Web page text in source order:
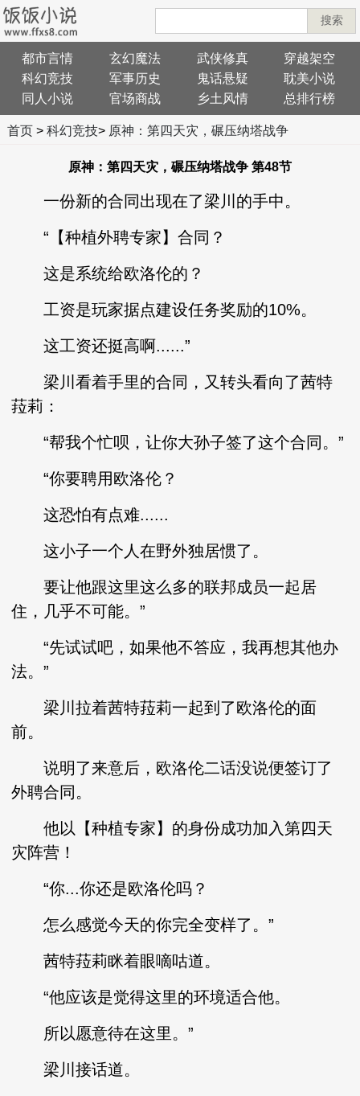
搜索
都市言情 玄幻魔法 武侠修真
穿越架空
科幻竞技
军事历史 鬼话悬疑
耽美小说
同人小说
官场商战 乡土风情 总排行榜
首页> 科幻竞技> 原神：第四天灾，碾压纳塔战争
原神：第四天灾，碾压纳塔战争 第48节
一份新的合同出现在了梁川的手中。
“【种植外聘专家】合同？
这是系统给欧洛伦的？
工资是玩家据点建设任务奖励的10%。
这工资还挺高啊......”
梁川看着手里的合同，又转头看向了茜特
菈莉：
“帮我个忙呗，让你大孙子签了这个合同。”
“你要聘用欧洛伦？
这恐怕有点难......
这小子一个人在野外独居惯了。
要让他跟这里这么多的联邦成员一起居
住，几乎不可能。”
“先试试吧，如果他不答应，我再想其他办
法。”
梁川拉着茜特菈莉一起到了欧洛伦的面
前。
说明了来意后，欧洛伦二话没说便签订了
外聘合同。
他以【种植专家】的身份成功加入第四天
灾阵营！
“你...你还是欧洛伦吗？
怎么感觉今天的你完全变样了。”
茜特菈莉眯着眼嘀咕道。
“他应该是觉得这里的环境适合他。
所以愿意待在这里。”
梁川接话道。